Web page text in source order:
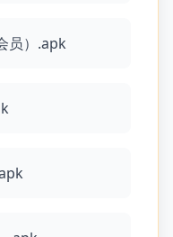
员）.apk